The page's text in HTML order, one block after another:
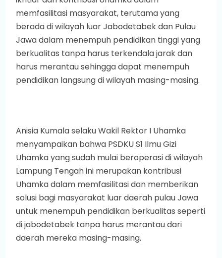
memfasilitasi masyarakat, terutama yang
berada di wilayah luar Jabodetabek dan Pulau
Jawa dalam menempuh pendidikan tinggi yang
berkualitas tanpa harus terkendala jarak dan
harus merantau sehingga dapat menempuh
pendidikan langsung di wilayah masing-masing.
Anisia Kumala selaku Wakil Rektor I Uhamka
menyampaikan bahwa PSDKU S1 Ilmu Gizi
Uhamka yang sudah mulai beroperasi di wilayah
Lampung Tengah ini merupakan kontribusi
Uhamka dalam memfasilitasi dan memberikan
solusi bagi masyarakat luar daerah pulau Jawa
untuk menempuh pendidikan berkualitas seperti
di jabodetabek tanpa harus merantau dari
daerah mereka masing-masing.